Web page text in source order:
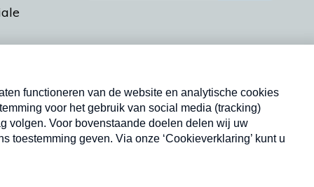
Bakt
Nieuwsbrief
Neem hier een gratis abonnement op onze